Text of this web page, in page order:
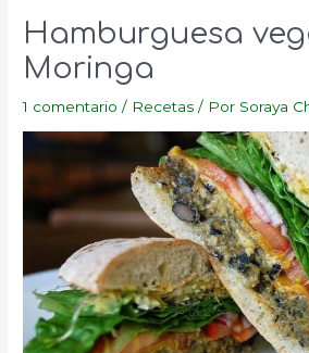
Hamburguesa
Moringa
1 comentario / Recetas / Por Soraya